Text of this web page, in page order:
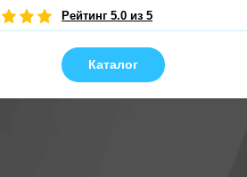
Рейтинг 5.0 из 5
Удобная покупка в Telegram
Каталог